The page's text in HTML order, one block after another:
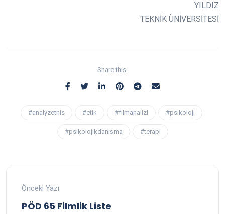
YILDIZ
TEKNİK ÜNİVERSİTESİ
Share this:
#analyzethis #etik #filmanalizi #psikoloji
#psikolojikdanışma #terapi
Önceki Yazı
PÖD 65 Filmlik Liste